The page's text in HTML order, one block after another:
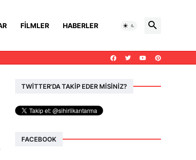
FILMLER HABERLER
TWİTTER'DA TAKİP EDER MİSİNİZ?
FACEBOOK